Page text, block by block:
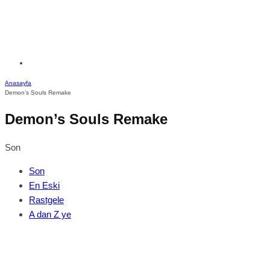
Anasayfa
Demon’s Souls Remake
Demon’s Souls Remake
Son
Son
En Eski
Rastgele
A dan Z ye